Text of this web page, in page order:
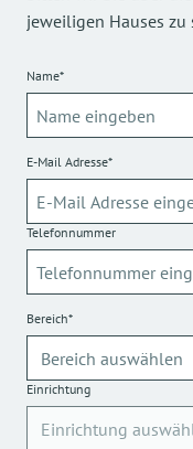
jeweiligen Hauses zu
Name*
E-Mail Adresse*
Telefonnummer
Bereich*
Einrichtung